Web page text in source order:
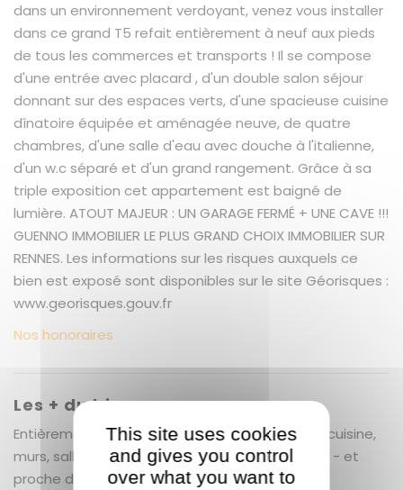
dans un environnement verdoyant, venez vous installer
dans ce grand T5 refait entièrement à neuf aux pieds
de tous les commerces et transports ! Il se compose
d'une entrée avec placard , d'un double salon séjour
donnant sur des espaces verts, d'une spacieuse cuisine
dînatoire équipée et aménagée neuve, de quatre
chambres, d'une salle d'eau avec douche à l'italienne,
d'un w.c séparé et d'un grand rangement. Grâce à sa
triple exposition cet appartement est baigné de
lumière. ATOUT MAJEUR : UN GARAGE FERMÉ + UNE CAVE !!!
GUENNO IMMOBILIER LE PLUS GRAND CHOIX IMMOBILIER SUR
RENNES. Les informations sur les risques auxquels ce
bien est exposé sont disponibles sur le site Géorisques :
www.georisques.gouv.fr
Nos honoraires
Les + du bien
Entièrement refait par artisans (huisseries, sol, cuisine,
murs, salle de bains ..) - appartement lumineux - et
proche des transports et commerces
This site uses cookies
and gives you control
over what you want to